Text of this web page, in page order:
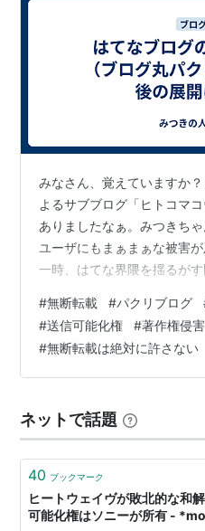
みなさん、覚えていますか
よるサブブログ「ヒトコマ
ありましたなぁ。みつきち
ユーザにもまぁまぁな被害
一時、はてな界隈を揺るが
アンパンマンに出てくる「
気持ちでした。正体不明、
ーバー会社に連絡しても音
通報しても「この件に関し
と言われたなぁ？…
#無断転載 #パクリブログ
#送信可能化権 #著作権侵害
#無断転載は絶対に許さない
ネットで話題
40 ブックマーク
ヒートウェイヴが敗北的な和
可能化権はソニーが所有 -